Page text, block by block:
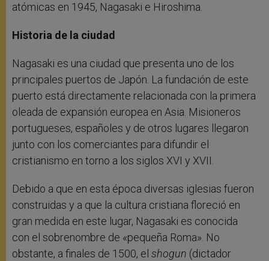
atómicas en 1945, Nagasaki e Hiroshima.
Historia de la ciudad
Nagasaki es una ciudad que presenta uno de los
principales puertos de Japón. La fundación de este
puerto está directamente relacionada con la primera
oleada de expansión europea en Asia. Misioneros
portugueses, españoles y de otros lugares llegaron
junto con los comerciantes para difundir el
cristianismo en torno a los siglos XVI y XVII.
Debido a que en esta época diversas iglesias fueron
construidas y a que la cultura cristiana floreció en
gran medida en este lugar, Nagasaki es conocida
con el sobrenombre de «pequeña Roma». No
obstante, a finales de 1500, el shogun (dictador